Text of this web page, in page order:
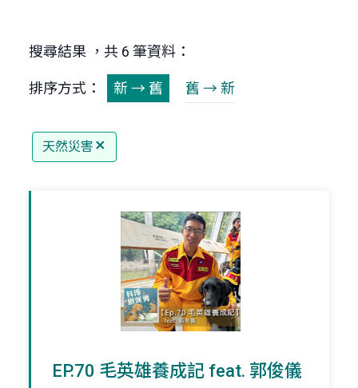
搜尋結果 ，共 6 筆資料：
排序方式： 新 → 舊 舊 → 新
天然災害
EP.70 毛英雄養成記 feat. 郭俊儀